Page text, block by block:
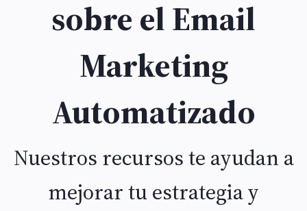
sobre el Email
Marketing
Automatizado
Nuestros recursos te ayudan a
mejorar tu estrategia y